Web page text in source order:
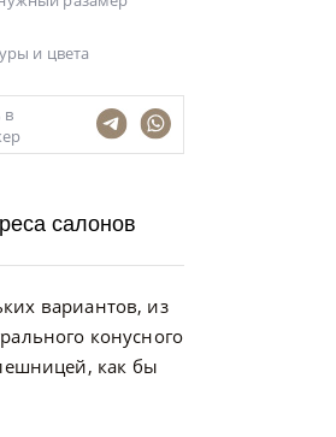
и цвета
в
вариантов, из
конусного
как бы
салонов